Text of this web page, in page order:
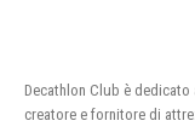
Decathlon Club è
creatore e fornitore di